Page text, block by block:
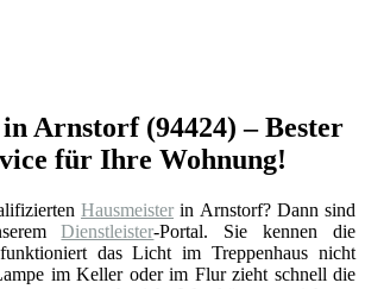
Arnstorf (94424) – Bester
für Ihre Wohnung!
Hausmeister in Arnstorf? Dann sind
Dienstleister-Portal. Sie kennen die
das Licht im Treppenhaus nicht
im Keller oder im Flur zieht schnell die